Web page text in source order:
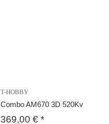
T-HOBBY
Combo AM670 3D 520Kv
369,00 €*